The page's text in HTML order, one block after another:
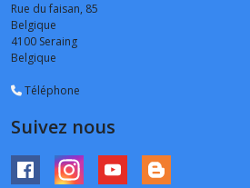
Rue du faisan, 85
Belgique
4100 Seraing
Belgique
Téléphone
Suivez nous